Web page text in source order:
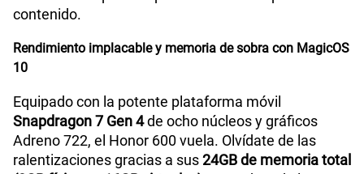
contenido.
Rendimiento implacable y memoria de sobra con MagicOS
10
Equipado con la potente plataforma móvil
Snapdragon 7 Gen 4de ocho núcleos y gráficos
Adreno 722, el Honor 600 vuela. Olvídate de las
ralentizaciones gracias a sus24GB de memoria total